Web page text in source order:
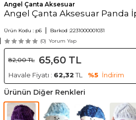
Angel Çanta Aksesuar
Angel Çanta Aksesuar Panda
Ürün Kodu : p6 Barkod :2231000001031
(0) Yorum Yap
82,00TL 65,60 TL
Havale Fiyatı : 62,32TL %5 İndirim
Ürünün Diğer Renkleri